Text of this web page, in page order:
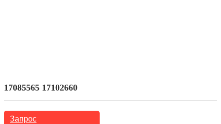
17085565 17102660
Запрос